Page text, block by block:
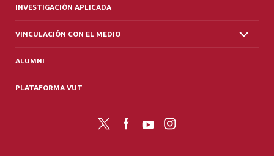
INVESTIGACIÓN APLICADA
VINCULACIÓN CON EL MEDIO
ALUMNI
PLATAFORMA VUT
Twitter FacebookYouTubeInstagram